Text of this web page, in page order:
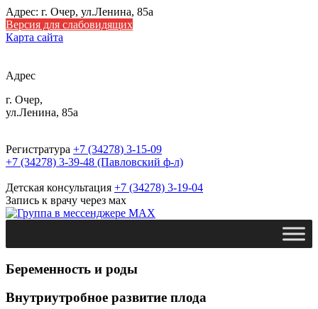
Адрес: г. Очер, ул.Ленина, 85а
Версия для слабовидящих
Карта сайта
Адрес
г. Очер,
ул.Ленина, 85а
Регистратура +7 (34278) 3-15-09
+7 (34278) 3-39-48 (Павловский ф-л)
Детская консультация +7 (34278) 3-19-04
Запись к врачу через мах
Беременность и роды
Внутриутробное развитие плода